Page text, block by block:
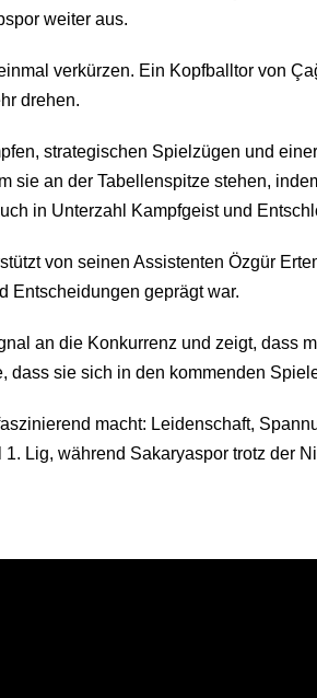
weiter aus.
verkürzen. Ein Kopfballtor von
drehen.
strategischen Spielzügen und
sie an der Tabellenspitze stehen,
in Unterzahl Kampfgeist und
von seinen Assistenten Özgür
Entscheidungen geprägt war.
an die Konkurrenz und zeigt, dass
sie sich in den kommenden
macht: Leidenschaft,
Lig, während Sakaryaspor trotz der